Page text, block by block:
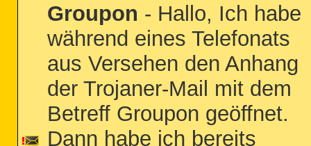
Groupon - Hallo, Ich habe
während eines Telefonats
aus Versehen den Anhang
der Trojaner-Mail mit dem
Betreff Groupon geöffnet.
Dann habe ich bereits